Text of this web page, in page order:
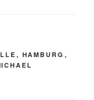
, HAMBURG ,